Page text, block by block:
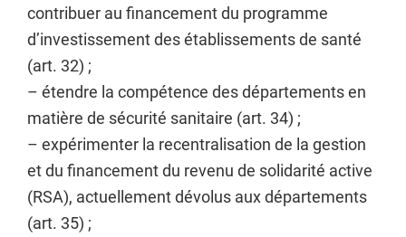
contribuer au financement du programme
d’investissement des établissements de santé
(art. 32) ;
– étendre la compétence des départements en
matière de sécurité sanitaire (art. 34) ;
– expérimenter la recentralisation de la gestion
et du financement du revenu de solidarité active
(RSA), actuellement dévolus aux départements
(art. 35) ;